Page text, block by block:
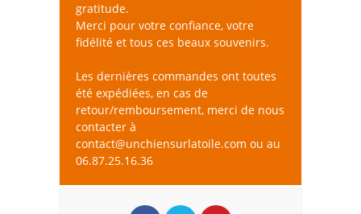
gratitude.
Merci pour votre confiance, votre
fidélité et tous ces beaux souvenirs.
Les dernières commandes ont toutes
été expédiées, en cas de
retour/remboursement, merci de nous
contacter à
contact@unchiensurlatoile.com ou au
06.87.25.16.36